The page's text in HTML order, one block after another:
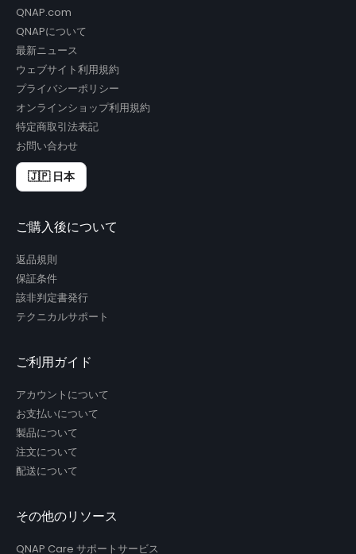
QNAP.com
QNAPについて
最新ニュース
ウェブサイト利用規約
プライバシーポリシー
オンラインショップ利用規約
特定商取引法表記
お問い合わせ
🇯🇵 日本
ご購入後について
返品規則
保証条件
該非判定書発行
テクニカルサポート
ご利用ガイド
アカウントについて
お支払いについて
製品について
注文について
配送について
その他のリソース
QNAP Care サポートサービス